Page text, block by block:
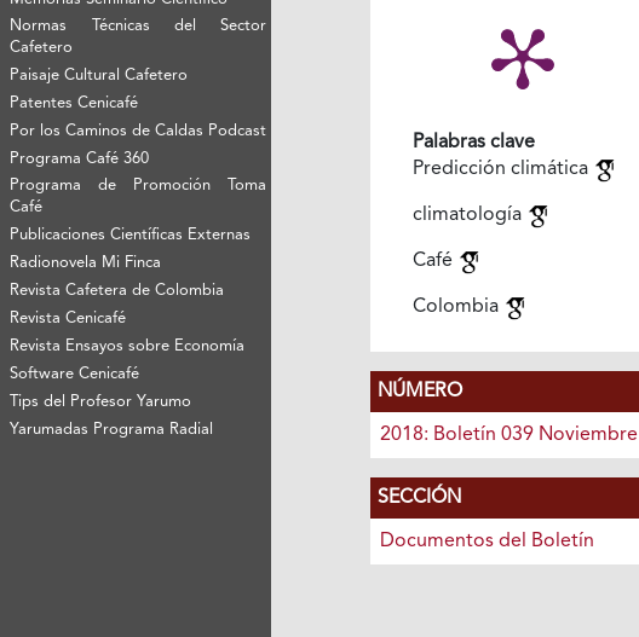
Normas Técnicas del Sector
Cafetero
Paisaje Cultural Cafetero
Patentes Cenicafé
Por los Caminos de Caldas Podcast
Programa Café 360
Programa de Promoción Toma
Café
Publicaciones Científicas Externas
Radionovela Mi Finca
Revista Cafetera de Colombia
Revista Cenicafé
Revista Ensayos sobre Economía
Software Cenicafé
Tips del Profesor Yarumo
Yarumadas Programa Radial
Palabras clave
Predicción climática
climatología
Café
Colombia
NÚMERO
2018: Boletín 039 Noviembre
SECCIÓN
Documentos del Boletín